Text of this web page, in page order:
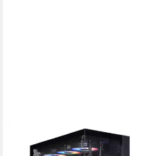
CFV235 Vision BK 8079